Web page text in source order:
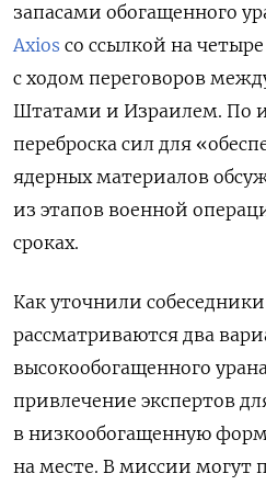
запасами обогащенного
Axios со ссылкой на
с ходом переговоров
Штатами и Израилем. По
переброска сил для
ядерных материалов
из этапов военной
сроках.
Как уточнили
рассматриваются два
высокообогащенного
привлечение экспертов
в низкообогащенную
на месте. В миссии могут